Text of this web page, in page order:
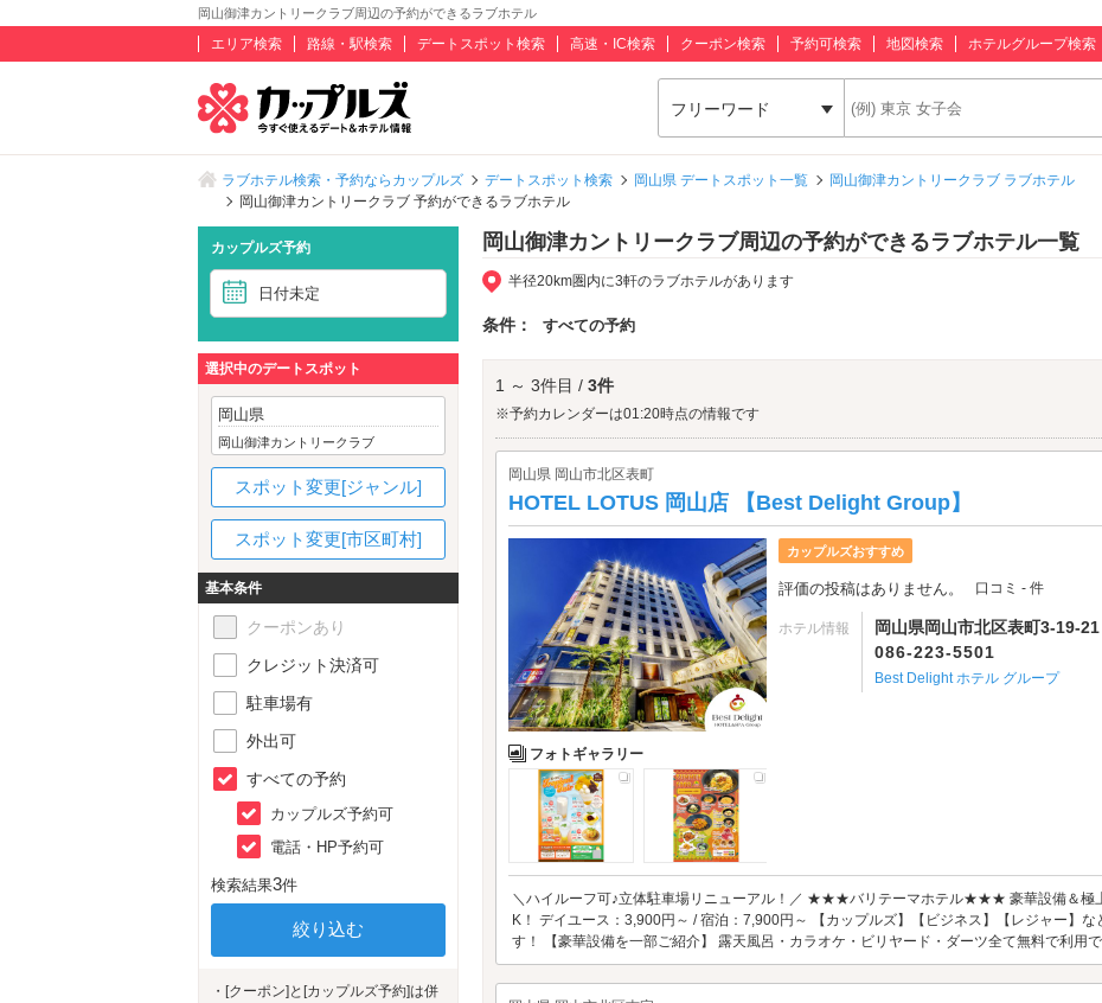
岡山御津カントリークラブ周辺の予約ができるラブホテル
エリア検索 路線・駅検索 デートスポット検索 高速・IC検索 クーポン検索 予約可検索 地図検索 ホテルグループ検索
フリーワード
ラブホテル検索・予約ならカップルズ デートスポット検索 岡山県 デートスポット一覧
岡山御津カントリークラブ ラブホテル
岡山御津カントリークラブ 予約ができるラブホテル
岡山御津カントリークラブ周辺の予約ができるラブホテル一覧
半径20km圏内に3軒のラブホテルがあります
条件： すべての予約
1 ～ 3件目 / 3件
※予約カレンダーは01:20時点の情報です
岡山県 岡山市北区表町
HOTEL LOTUS 岡山店 【Best Delight Group】
フォトギャラリー
カップルズおすすめ
評価の投稿はありません。 口コミ - 件
ホテル情報
岡山県岡山市北区表町3-19-21
086-223-5501
Best Delight ホテル グループ
＼ハイルーフ可♪立体駐車場リニューアル！／ ★★★バリテーマホテル★★★ 豪華設備＆極
K！ デイユース：3,900円～ / 宿泊：7,900円～ 【カップルズ】【ビジネス】【レジャー】
す！ 【豪華設備を一部ご紹介】 露天風呂・カラオケ・ビリヤード・ダーツ全て無料で利用で
カップルズ予約
日付未定
選択中のデートスポット
岡山県
岡山御津カントリークラブ
スポット変更[ジャンル]
スポット変更[市区町村]
基本条件
クーポンあり
クレジット決済可
駐車場有
外出可
すべての予約
カップルズ予約可
電話・HP予約可
検索結果3件
・[クーポン]と[カップルズ予約]は併